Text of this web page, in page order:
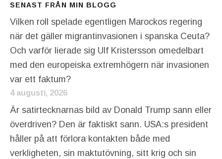
SENAST FRÅN MIN BLOGG
Vilken roll spelade egentligen Marockos regering
när det gäller migrantinvasionen i spanska Ceuta?
Och varför lierade sig Ulf Kristersson omedelbart
med den europeiska extremhögern när invasionen
var ett faktum?
4 augusti, 2026
Är satirtecknarnas bild av Donald Trump sann eller
överdriven? Den är faktiskt sann. USA:s president
håller på att förlora kontakten både med
verkligheten, sin maktutövning, sitt krig och sin